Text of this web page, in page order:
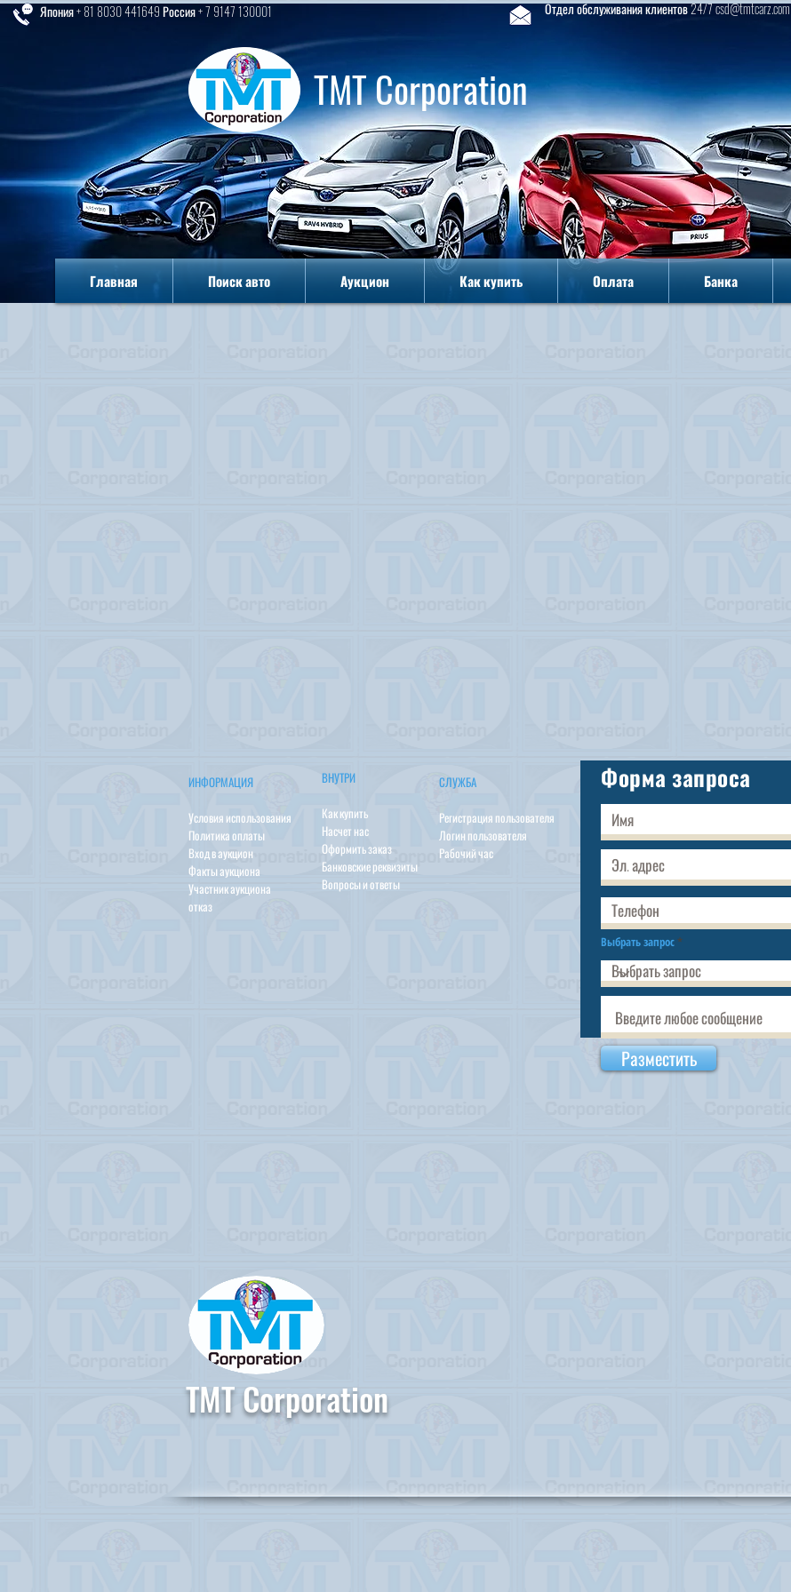
TMT Corporation
Главная Поиск авто Аукцион Как купить Оплата Банка
Япония + 81 8030 441649 Россия + 7 9147 130001 Отдел обслуживания клиентов 24/7 csd@tmtcarz.com
Главная Поиск авто Аукцион Как купить Оплата Банка
ИНФОРМАЦИЯ
Условия использования
Политика оплаты
Вход в аукцион
Факты аукциона
Участник аукциона
отказ
ВНУТРИ
Как купить
Насчет нас
Оформить заказ
Банковские реквизиты
Вопросы и ответы
СЛУЖБА
Регистрация пользователя
Логин пользователя
Рабочий час
Форма запроса
Выбрать запрос
Разместить
TMT Corporation